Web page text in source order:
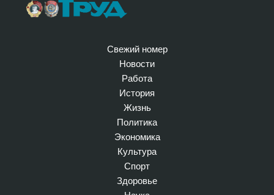
Свежий номер
Новости
Работа
История
Жизнь
Политика
Экономика
Культура
Спорт
Здоровье